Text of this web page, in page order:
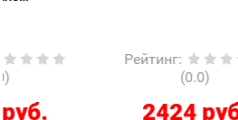
Рейтинг
2424 руб.